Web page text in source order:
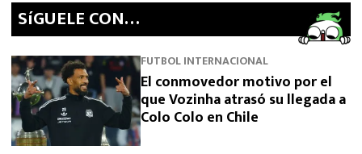
SíGUELE CON…
FUTBOL INTERNACIONAL
El conmovedor motivo por el
que Vozinha atrasó su llegada a
Colo Colo en Chile